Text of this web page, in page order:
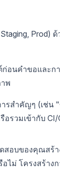
Prod) ด้
ก่อนคำขอและ
พ
รสำคัญๆ (เช่น
อรวมเข้ากับ
สอบของคุณสร้
ม่ โครงสร้าง